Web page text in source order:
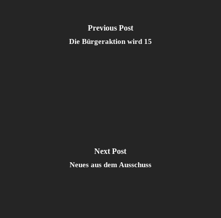
Previous Post
Die Bürgeraktion wird 15
Next Post
Neues aus dem Ausschuss